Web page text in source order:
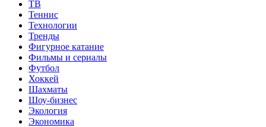
ТВ
Теннис
Технологии
Тренды
Фигурное катание
Фильмы и сериалы
Футбол
Хоккей
Шахматы
Шоу-бизнес
Экология
Экономика